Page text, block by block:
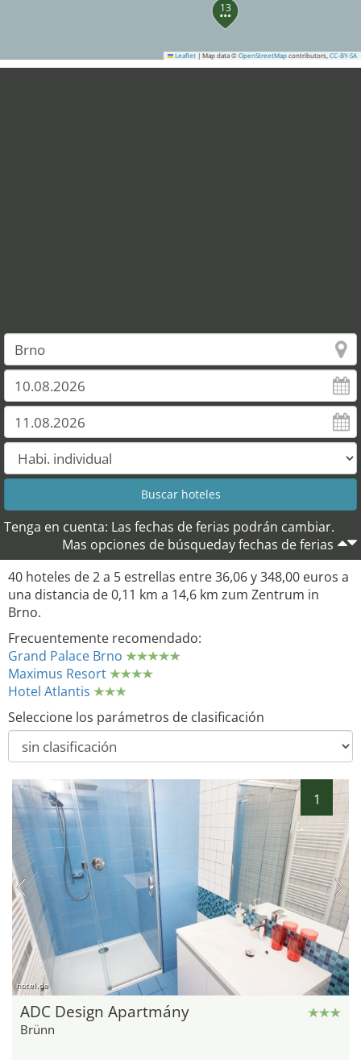
13
Leaflet | Map data © OpenStreetMap contributors, CC-BY-SA
Tenga en cuenta: Las fechas de ferias podrán cambiar.
Mas opciones de búsqueday fechas de ferias
40 hoteles de 2 a 5 estrellas entre 36,06 y 348,00 euros a
una distancia de 0,11 km a 14,6 km zum Zentrum in
Brno.
Frecuentemente recomendado:
Grand Palace Brno
Maximus Resort
Hotel Atlantis
Seleccione los parámetros de clasificación
1
hotel.de
ADC Design Apartmány
Brünn